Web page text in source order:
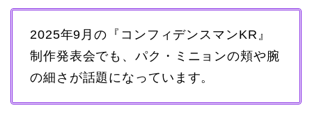
2025年9月の『コンフィデンスマンKR』
制作発表会でも、パク・ミニョンの頬や腕
の細さが話題になっています。